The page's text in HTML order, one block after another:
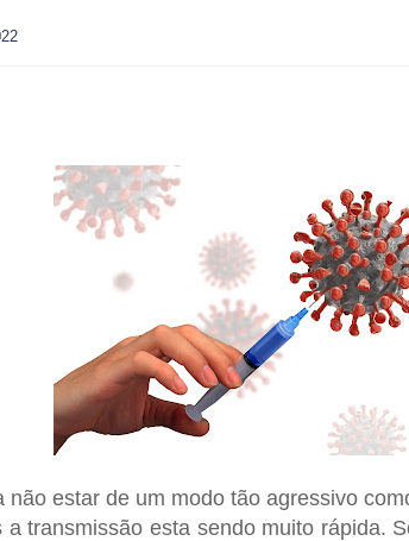
não estar de um modo tão agressivo
a transmissão esta sendo muito rápida.